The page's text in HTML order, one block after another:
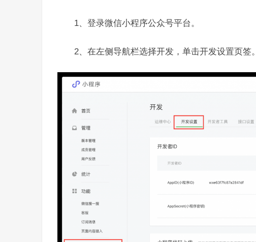
1、登录微信小程序公众号平台。
2、在左侧导航栏选择开发，单击开发设置页签。